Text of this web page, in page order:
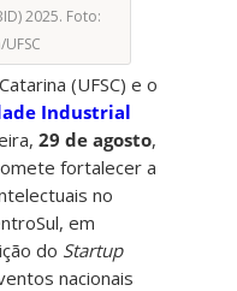
2025. Foto:
(UFSC) e o
Industrial
29 de agosto,
fortalecer a
no
em
do Startup
nacionais